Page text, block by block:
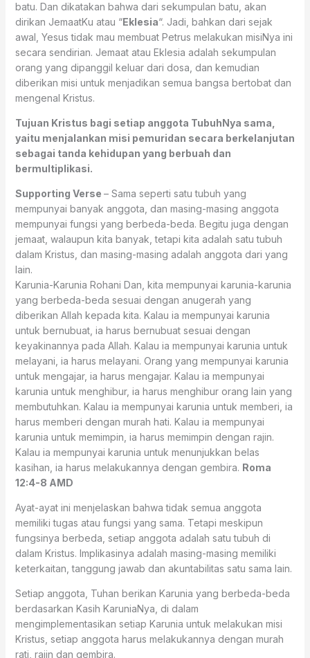
batu. Dan dikatakan bahwa dari sekumpulan batu, akan
dirikan JemaatKu atau “Eklesia“. Jadi, bahkan dari sejak
awal, Yesus tidak mau membuat Petrus melakukan misiNya ini
secara sendirian. Jemaat atau Eklesia adalah sekumpulan
orang yang dipanggil keluar dari dosa, dan kemudian
diberikan misi untuk menjadikan semua bangsa bertobat dan
mengenal Kristus.
Tujuan Kristus bagi setiap anggota TubuhNya sama,
yaitu menjalankan misi pemuridan secara berkelanjutan
sebagai tanda kehidupan yang berbuah dan
bermultiplikasi.
Supporting Verse – Sama seperti satu tubuh yang
mempunyai banyak anggota, dan masing-masing anggota
mempunyai fungsi yang berbeda-beda. Begitu juga dengan
jemaat, walaupun kita banyak, tetapi kita adalah satu tubuh
dalam Kristus, dan masing-masing adalah anggota dari yang
lain.
Karunia-Karunia Rohani Dan, kita mempunyai karunia-karunia
yang berbeda-beda sesuai dengan anugerah yang
diberikan Allah kepada kita. Kalau ia mempunyai karunia
untuk bernubuat, ia harus bernubuat sesuai dengan
keyakinannya pada Allah. Kalau ia mempunyai karunia untuk
melayani, ia harus melayani. Orang yang mempunyai karunia
untuk mengajar, ia harus mengajar. Kalau ia mempunyai
karunia untuk menghibur, ia harus menghibur orang lain yang
membutuhkan. Kalau ia mempunyai karunia untuk memberi, ia
harus memberi dengan murah hati. Kalau ia mempunyai
karunia untuk memimpin, ia harus memimpin dengan rajin.
Kalau ia mempunyai karunia untuk menunjukkan belas
kasihan, ia harus melakukannya dengan gembira. Roma
12:4-8 AMD
Ayat-ayat ini menjelaskan bahwa tidak semua anggota
memiliki tugas atau fungsi yang sama. Tetapi meskipun
fungsinya berbeda, setiap anggota adalah satu tubuh di
dalam Kristus. Implikasinya adalah masing-masing memiliki
keterkaitan, tanggung jawab dan akuntabilitas satu sama lain.
Setiap anggota, Tuhan berikan Karunia yang berbeda-beda
berdasarkan Kasih KaruniaNya, di dalam
mengimplementasikan setiap Karunia untuk melakukan misi
Kristus, setiap anggota harus melakukannya dengan murah
rati, rajin dan gembira.